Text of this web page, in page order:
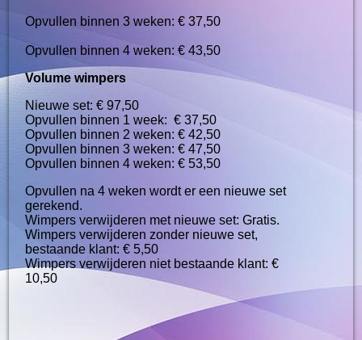
Opvullen binnen 3 weken: € 37,50
Opvullen binnen 4 weken: € 43,50
Volume wimpers
Nieuwe set: € 97,50
Opvullen binnen 1 week: € 37,50
Opvullen binnen 2 weken: € 42,50
Opvullen binnen 3 weken: € 47,50
Opvullen binnen 4 weken: € 53,50
Opvullen na 4 weken wordt er een nieuwe set
gerekend.
Wimpers verwijderen met nieuwe set: Gratis.
Wimpers verwijderen zonder nieuwe set,
bestaande klant: € 5,50
Wimpers verwijderen niet bestaande klant: €
10,50